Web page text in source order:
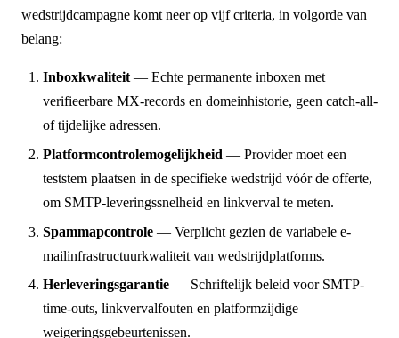
wedstrijdcampagne komt neer op vijf criteria, in volgorde van
belang:
Inboxkwaliteit — Echte permanente inboxen met
verifieerbare MX-records en domeinhistorie, geen catch-all-
of tijdelijke adressen.
Platformcontrolemogelijkheid — Provider moet een
teststem plaatsen in de specifieke wedstrijd vóór de offerte,
om SMTP-leveringssnelheid en linkverval te meten.
Spammapcontrole — Verplicht gezien de variabele e-
mailinfrastructuurkwaliteit van wedstrijdplatforms.
Herleveringsgarantie — Schriftelijk beleid voor SMTP-
time-outs, linkvervalfouten en platformzijdige
weigeringsgebeurtenissen.